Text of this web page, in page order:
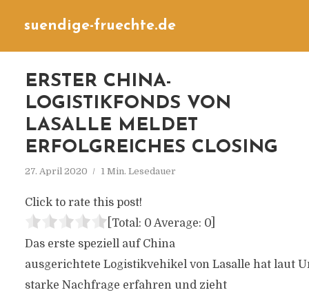
suendige-fruechte.de
ERSTER CHINA-
LOGISTIKFONDS VON
LASALLE MELDET
ERFOLGREICHES CLOSING
27. April 2020 1 Min. Lesedauer
Click to rate this post!
[Total: 0 Average: 0]
Das erste speziell auf China
ausgerichtete Logistikvehikel von Lasalle hat laut
starke Nachfrage erfahren und zieht